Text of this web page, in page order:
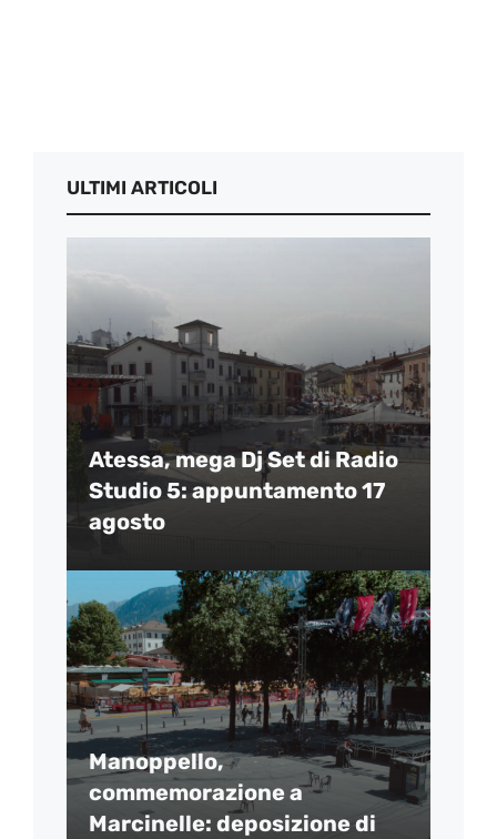
ULTIMI ARTICOLI
Atessa, mega Dj Set di Radio
Studio 5: appuntamento 17
agosto
Manoppello,
commemorazione a
Marcinelle: deposizione di